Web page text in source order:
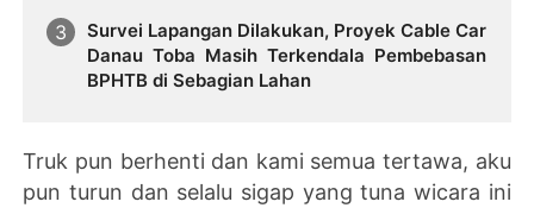
Survei Lapangan Dilakukan, Proyek Cable Car
Danau Toba Masih Terkendala Pembebasan
BPHTB di Sebagian Lahan
Truk pun berhenti dan kami semua tertawa, aku
pun turun dan selalu sigap yang tuna wicara ini